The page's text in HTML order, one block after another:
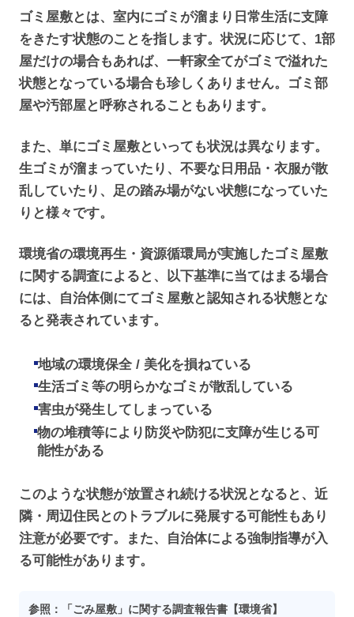
ゴミ屋敷とは、室内にゴミが溜まり日常生活に支障
をきたす状態のことを指します。状況に応じて、1部
屋だけの場合もあれば、一軒家全てがゴミで溢れた
状態となっている場合も珍しくありません。ゴミ部
屋や汚部屋と呼称されることもあります。
また、単にゴミ屋敷といっても状況は異なります。
生ゴミが溜まっていたり、不要な日用品・衣服が散
乱していたり、足の踏み場がない状態になっていた
りと様々です。
環境省の環境再生・資源循環局が実施したゴミ屋敷
に関する調査によると、以下基準に当てはまる場合
には、自治体側にてゴミ屋敷と認知される状態とな
ると発表されています。
地域の環境保全 / 美化を損ねている
生活ゴミ等の明らかなゴミが散乱している
害虫が発生してしまっている
物の堆積等により防災や防犯に支障が生じる可
能性がある
このような状態が放置され続ける状況となると、近
隣・周辺住民とのトラブルに発展する可能性もあり
注意が必要です。また、自治体による強制指導が入
る可能性があります。
参照：「ごみ屋敷」に関する調査報告書【環境省】